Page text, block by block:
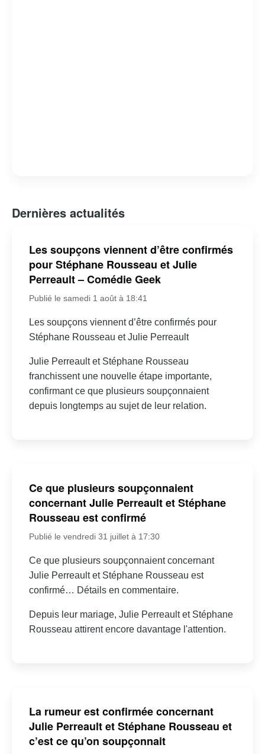
Dernières actualités
Les soupçons viennent d’être confirmés
pour Stéphane Rousseau et Julie
Perreault – Comédie Geek
Publié le samedi 1 août à 18:41
Les soupçons viennent d’être confirmés pour
Stéphane Rousseau et Julie Perreault
Julie Perreault et Stéphane Rousseau
franchissent une nouvelle étape importante,
confirmant ce que plusieurs soupçonnaient
depuis longtemps au sujet de leur relation.
Ce que plusieurs soupçonnaient
concernant Julie Perreault et Stéphane
Rousseau est confirmé
Publié le vendredi 31 juillet à 17:30
Ce que plusieurs soupçonnaient concernant
Julie Perreault et Stéphane Rousseau est
confirmé… Détails en commentaire.
Depuis leur mariage, Julie Perreault et Stéphane
Rousseau attirent encore davantage l'attention.
La rumeur est confirmée concernant
Julie Perreault et Stéphane Rousseau et
c’est ce qu’on soupçonnait